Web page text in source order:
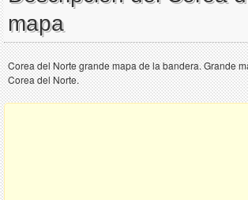
mapa
Corea del Norte grande mapa de la bandera. Grande
Corea del Norte.